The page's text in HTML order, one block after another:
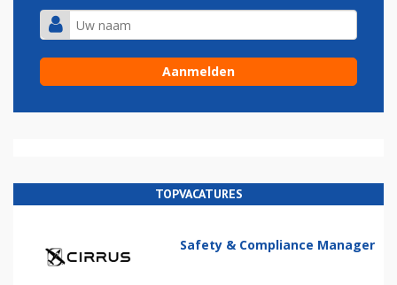
TOPVACATURES
Safety & Compliance Manager